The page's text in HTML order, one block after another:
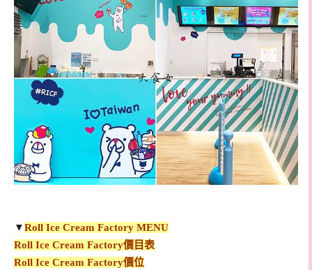
▼Roll Ice Cream Factory MENU
Roll Ice Cream Factory價目表
Roll Ice Cream Factory價位